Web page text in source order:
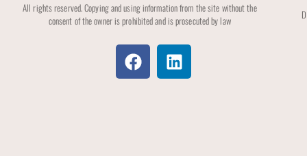
All rights reserved. Copying and using information from the site without the
consent of the owner is prohibited and is prosecuted by law